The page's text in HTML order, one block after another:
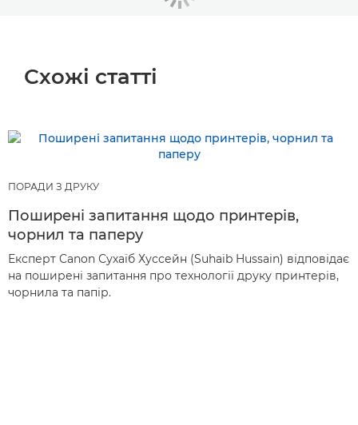
Схожі статті
ПОРАДИ З ДРУКУ
Поширені запитання щодо принтерів,
чорнил та паперу
Експерт Canon Сухаїб Хуссейн (Suhaib Hussain) відповідає
на поширені запитання про технології друку принтерів,
чорнила та папір.